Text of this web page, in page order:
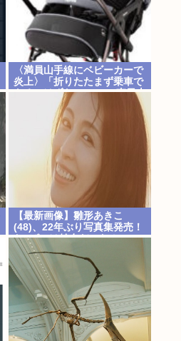
〈満員山手線にベビーカーで
炎上〉「折りたたまず乗車で
きる」はずなのに…JR東日本
が示した見解
【最新画像】雛形あきこ
(48)、22年ぶり写真集発売！
お●ぱいは健在だった！